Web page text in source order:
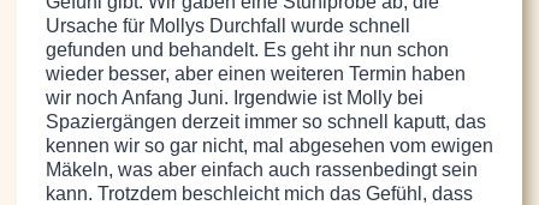
Ursache für Mollys Durchfall wurde schnell
gefunden und behandelt. Es geht ihr nun schon
wieder besser, aber einen weiteren Termin haben
wir noch Anfang Juni. Irgendwie ist Molly bei
Spaziergängen derzeit immer so schnell kaputt, das
kennen wir so gar nicht, mal abgesehen vom ewigen
Mäkeln, was aber einfach auch rassenbedingt sein
kann. Trotzdem beschleicht mich das Gefühl, dass